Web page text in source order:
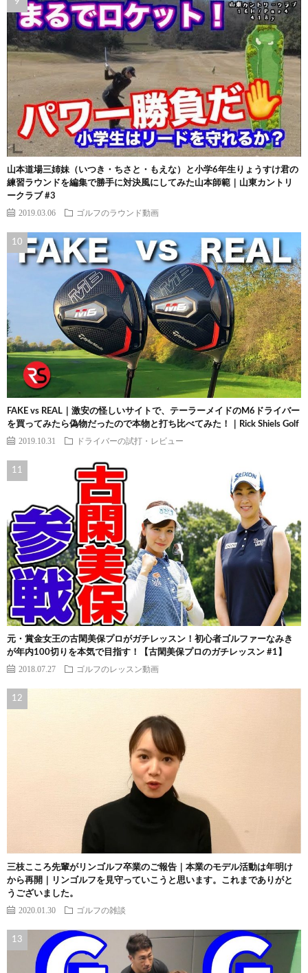
山本道場三姉妹（いつき・ちさと・もえな）と小学6年生りょうすけ君の
練習ラウンドを編集で勝手に対決風にしてみた山本師範｜山東カントリ
ークラブ #3
2019.03.06 ゴルフのラウンド動画
FAKE vs REAL｜激安の怪しいサイトで、テーラーメイドのM6ドライバー
を買ってみたら偽物だったので本物と打ち比べてみた！｜Rick Shiels Golf
2019.10.31 ドライバーの試打・レビュー
元・賞金女王の古閑美保プロがガチレッスン！初心者ゴルファーなみき
が年内100切りを本気で目指す！【古閑美保プロのガチレッスン #1】
2018.07.27 ゴルフのレッスン動画
三枝こころ先輩がリンゴルフ卒業のご報告｜本業のモデル活動は年明け
から再開｜リンゴルフを見守っていこうと思います。これまでありがと
うございました。
2020.01.30 ゴルフの雑談